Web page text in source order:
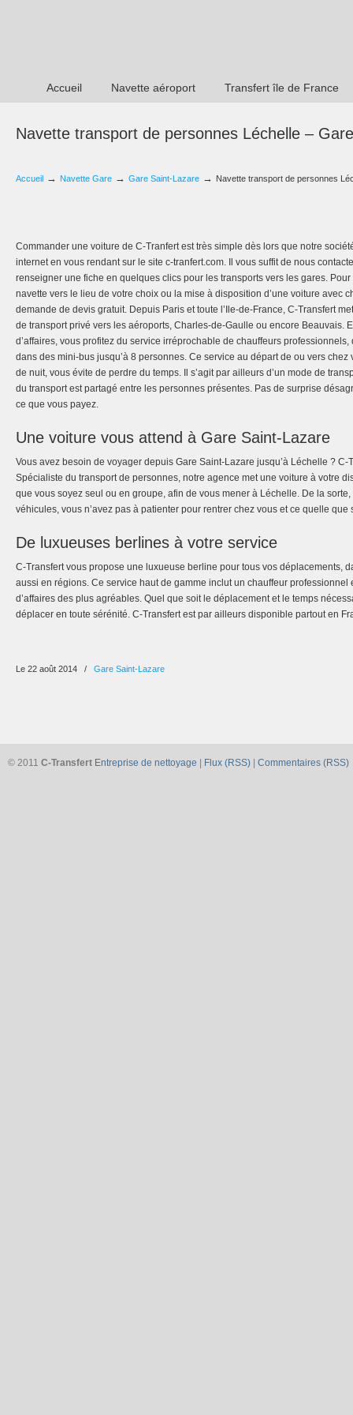
Accueil Navette aéroport Transfert île de France
Navette transport de personnes Léchelle –
Accueil → Navette Gare → Gare Saint-Lazare → Navette transport de personnes
Commander une voiture de C-Tranfert est très simple dès lors que notre
internet en vous rendant sur le site c-tranfert.com. Il vous suffit de nous
renseigner une fiche en quelques clics pour les transports vers les gares.
navette vers le lieu de votre choix ou la mise à disposition d’une voiture avec
demande de devis gratuit. Depuis Paris et toute l’Ile-de-France, C-Transfert
de transport privé vers les aéroports, Charles-de-Gaulle ou encore Beauvais.
d’affaires, vous profitez du service irréprochable de chauffeurs
dans des mini-bus jusqu’à 8 personnes. Ce service au départ de ou vers
de nuit, vous évite de perdre du temps. Il s’agit par ailleurs d’un mode de
du transport est partagé entre les personnes présentes. Pas de surprise
ce que vous payez.
Une voiture vous attend à Gare Saint-Lazare
Vous avez besoin de voyager depuis Gare Saint-Lazare jusqu’à Léchelle ? C-
Spécialiste du transport de personnes, notre agence met une voiture à votre
que vous soyez seul ou en groupe, afin de vous mener à Léchelle. De la sorte,
véhicules, vous n’avez pas à patienter pour rentrer chez vous et ce quelle que
De luxueuses berlines à votre service
C-Transfert vous propose une luxueuse berline pour tous vos déplacements,
aussi en régions. Ce service haut de gamme inclut un chauffeur professionnel
d’affaires des plus agréables. Quel que soit le déplacement et le temps
déplacer en toute sérénité. C-Transfert est par ailleurs disponible partout en
Le 22 août 2014 / Gare Saint-Lazare
© 2011 C-Transfert Entreprise de nettoyage Flux (RSS) Commentaires (RSS)